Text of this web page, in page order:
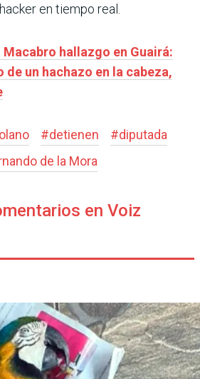
en tiempo real.
hallazgo en Guairá:
de un hachazo en la cabeza,
#detienen #diputada
de la Mora
en Voiz